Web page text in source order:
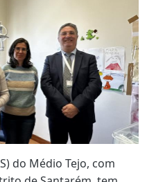
do Médio Tejo, com